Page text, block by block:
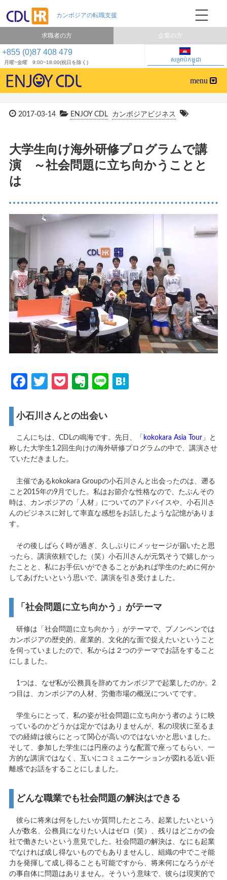
+855 (0)87 408 479
月曜~金曜 9:00~18:00(祝日を除く) សម្រាប់កម្ពុជា
求職者の方 企業の方
2017-03-14 ENJOY CDL カンボジアビジネス
大学生向け海外研修プログラムで講
演 ～社会問題に立ち向かうことと
は
Facebook
Twitter
PocketEvernote
Line
小石川さんとの出会い
こんにちは、CDLの鳴海です。先日、「 kokokara Asia Tour」と
称した大学生1.2回生向けの海外研修プログラムの中で、講演させ
ていただきました。
主催であるkokokara Groupの小石川さんと出会ったのは、遡る
こと2015年の9月でした。私はお節介な性格なので、たぶんその
時は、カンボジアの「人材」についてのアドバイスや、小石川さ
んのビジネスに対して率直な感想をお話したような記憶がありま
す。
その後しばらく時が過ぎ、久しぶりにメッセージが届いたと思
ったら、講演依頼でした（笑）小石川さんが元気そうで嬉しかっ
たことと、私にお手伝いができることがあれば学生のために何か
してあげたいという思いで、講演を引き受けました。
「社会問題に立ち向かう」がテーマ
研修は「社会問題に立ち向かう」がテーマで、プノンペンでは
カンボジアの歴史的、産業的、文化的な面で捉えたいということ
を伺っていましたので、私からは２つのテーマでお話をすること
にしました。
1つは、なぜ私が公務員を辞めてカンボジアで起業したのか。2
つ目は、カンボジアの人材、労働市場の概況についてです。
学生らにとって、私の姿が社会問題に立ち向かう者のように映
っているのかどうかは定かではありませんが、私の現状に至るま
での経緯は彼らにとって関心が高いのではないかと思いました。
そして、参加した学生には円座のような配置で座ってもらい、一
方的な講演ではなく、互いにコミュニケーションが図れる近い距
離感でお話をすることにしました。
どんな職業でも社会問題の解決はできる
彼らに将来は何をしたいか質問したところ、起業したいという
人が数名、公務員になりたい人はゼロ（笑）、残りはどこかの会
社で働きたいという意見でした。社会問題の解決は、なにも起業
でなければ成し得ないものでもありませんし、組織の中でこそ能
力を発揮して成し得ることも可能ですから、将来何になろうがそ
の事自体に問題はありません。そういう意味で、彼らは現実的で